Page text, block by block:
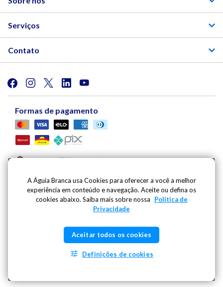
Serviços
Contato
Formas de pagamento
Viação Águia Branca S.A. | Av. Mario Gurgel, 5030 |
Cariacica - ES - CEP: 29148-901 - CNPJ: 27.486.182/0001-
Inscricao Estadual: 080.444.20-2 | Whatsapp:(27) 99796-
- SAC | Telefone: 0800 725 1211 |
sac@aguiabranca.com.br
A Águia Branca usa Cookies para oferecer a você a melhor
experiência em conteúdo e navegação. Aceite ou defina os
cookies abaixo. Saiba mais sobre nossa
Política de
Privacidade
Aceitar todos os cookies
Definições de cookies